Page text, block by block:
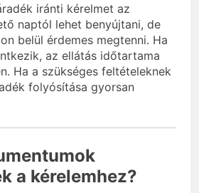
iránti kérelmet az
naptól lehet benyújtani, de
belül érdemes megtenni. Ha
az ellátás időtartama
Ha a szükséges feltételeknek
folyósítása gyorsan
a kérelemhez?